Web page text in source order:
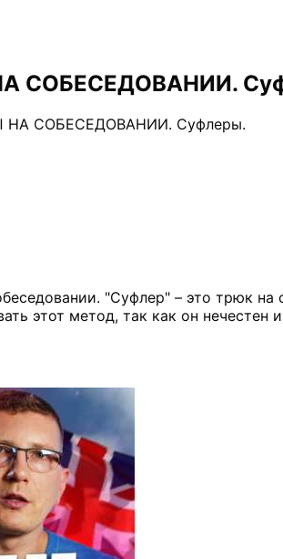
СОБЕСЕДОВАНИИ.
СОБЕСЕДОВАНИИ. Суфлеры.
"Суфлер" – это трюк
этот метод, так как он нечестен